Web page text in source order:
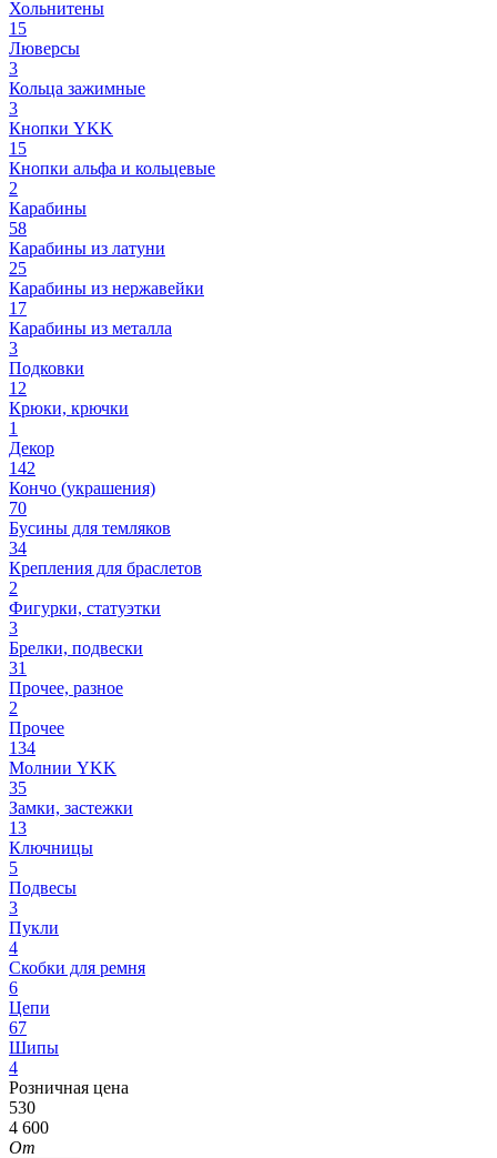
Хольнитены
15
Люверсы
3
Кольца зажимные
3
Кнопки YKK
15
Кнопки альфа и кольцевые
2
Карабины
58
Карабины из латуни
25
Карабины из нержавейки
17
Карабины из металла
3
Подковки
12
Крюки, крючки
1
Декор
142
Кончо (украшения)
70
Бусины для темляков
34
Крепления для браслетов
2
Фигурки, статуэтки
3
Брелки, подвески
31
Прочее, разное
2
Прочее
134
Молнии YKK
35
Замки, застежки
13
Ключницы
5
Подвесы
3
Пукли
4
Скобки для ремня
6
Цепи
67
Шипы
4
Розничная цена
530
4 600
От